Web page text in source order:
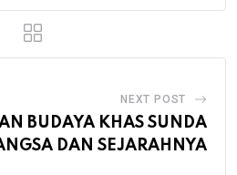
NEXT POST
BUDAYA KHAS SUNDA
DAN SEJARAHNYA